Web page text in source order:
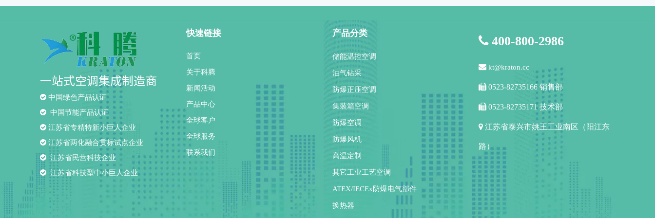
一站式空调集成制造商
 中国绿色产品认证
 中国节能产品认证
 江苏省专精特新小巨人企业
 江苏省两化融合贯标试点企业
 江苏省民营科技企业
江苏省科技型中小巨人企业
快速链接
首页
关于科腾
新闻活动
产品中心
全球客户
全球服务
联系我们
产品分类
储能温控空调
油气钻采
防爆正压空调
集装箱空调
防爆空调
防爆风机
高温定制
其它工业工艺空调
ATEX/IECEx防爆电气部件
换热器
 400-800-2986
 kt@kraton.cc
 0523-82735166 销售部
 0523-82735171 技术部
 江苏省泰兴市姚王工业南区（阳江东
路）